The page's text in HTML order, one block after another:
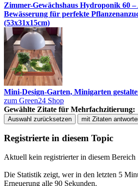
Zimmer-Gewächshaus Hydroponik 60
Bewässerung für perfekte
(53x31x15cm)
Mini-Design-Garten, Minigarten
zum Green24 Shop
Gewählte Zitate für Mehrfachzitierung:
Auswahl zurücksetzen mit Zitaten
Registrierte in diesem Topic
Aktuell kein registrierter in diesem Bereich
Die Statistik zeigt, wer in den letzten 5
Erneuerung alle 90 Sekunden.